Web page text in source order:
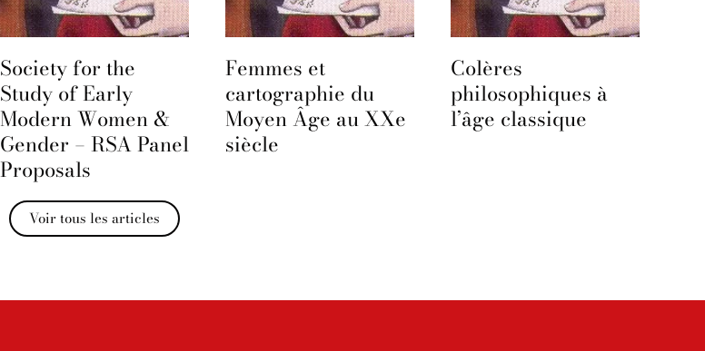
Society for the
Study of Early
Modern Women &
Gender – RSA Panel
Proposals
Femmes et
cartographie du
Moyen Âge au XXe
siècle
Colères
philosophiques à
l’âge classique
Voir tous les articles